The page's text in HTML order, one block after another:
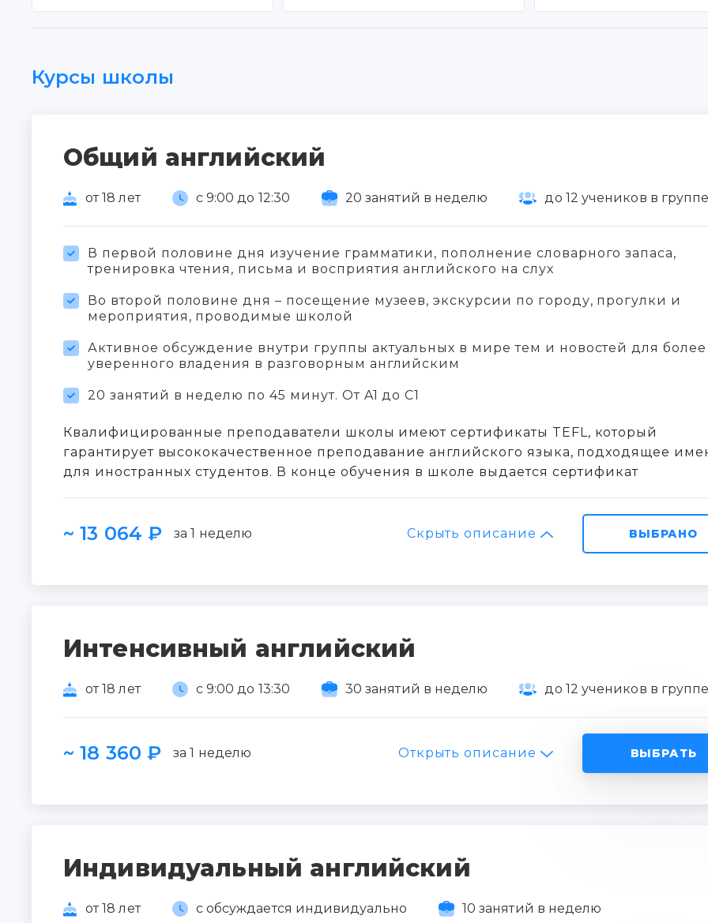
Курсы школы
Общий английский
от 18 лет с 9:00 до 12:30 20 занятий в неделю до 12 учеников в
В первой половине дня изучение грамматики, пополнение словарного запаса,
тренировка чтения, письма и восприятия английского на слух
Во второй половине дня – посещение музеев, экскурсии по городу, прогулки и
мероприятия, проводимые школой
Активное обсуждение внутри группы актуальных в мире тем и новостей для более
уверенного владения в разговорным английским
20 занятий в неделю по 45 минут. От A1 до C1
Квалифицированные преподаватели школы имеют сертификаты TEFL, который
гарантирует высококачественное преподавание английского языка, подходящее
для иностранных студентов. В конце обучения в школе выдается сертификат
Скрыть описание
~ 13 064 ₽ за 1 неделю ВЫБРАНО
Интенсивный английский
от 18 лет с 9:00 до 13:30 30 занятий в неделю до 12 учеников в
Открыть описание
~ 18 360 ₽ за 1 неделю ВЫБРАТЬ
Индивидуальный английский
от 18 лет с обсуждается индивидуально
10 занятий в неделю